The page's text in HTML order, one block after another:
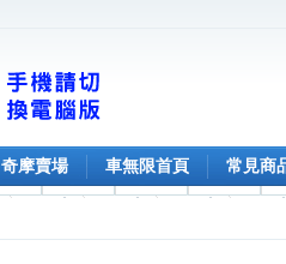
奇摩賣場 車無限首頁 常見商